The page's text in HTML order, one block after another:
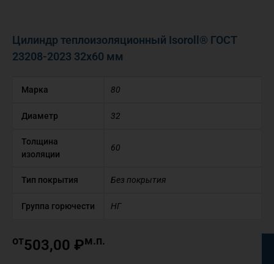
Цилиндр теплоизоляционный Isoroll® ГОСТ
23208-2023 32х60 мм
Марка 80
Диаметр 32
Толщина
изоляции
60
Тип покрытия Без покрытия
Группа горючести НГ
от503,00 ₽м.п.